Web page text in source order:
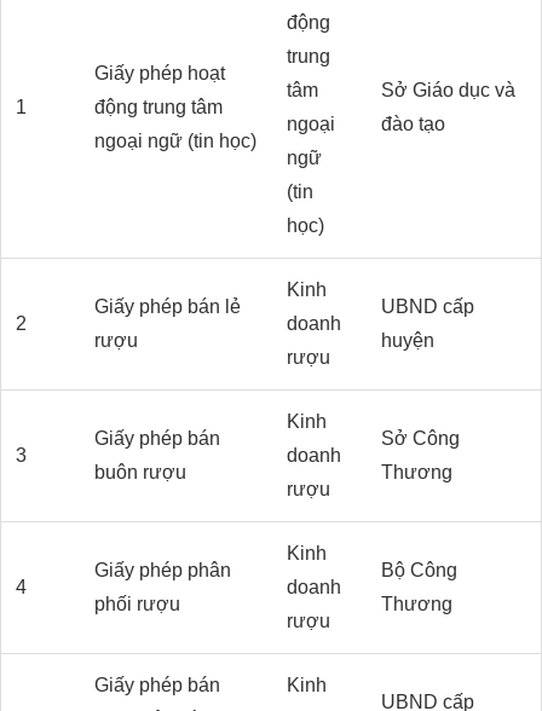
1
Giấy phép hoạt
động trung tâm
ngoại ngữ (tin học)
động
trung
tâm
ngoại
ngữ
(tin
học)
Sở Giáo dục và
đào tạo
2
Giấy phép bán lẻ
rượu
Kinh
doanh
rượu
UBND cấp
huyện
3
Giấy phép bán
buôn rượu
Kinh
doanh
rượu
Sở Công
Thương
4
Giấy phép phân
phối rượu
Kinh
doanh
rượu
Bộ Công
Thương
Giấy phép bán
Kinh
UBND cấp